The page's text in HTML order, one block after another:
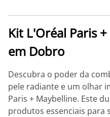
Kit L'Oréal Paris
em Dobro
Descubra o poder da
pele radiante e um olhar
Paris + Maybelline. Este
produtos essenciais para